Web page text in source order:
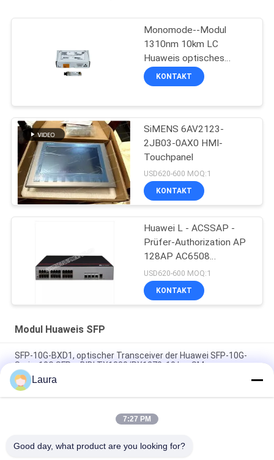
Monomode--Modul
1310nm 10km LC
Huaweis optisches
Transceiver-OSX010000
SFP+ 10G
KONTAKT
SiMENS 6AV2123-
2JB03-0AX0 HMI-
Touchpanel
USD620-600 MOQ:1
KONTAKT
Huawei L - ACSSAP -
Prüfer-Authorization AP
128AP AC6508
Ressourcen-Lizenz
USD620-600 MOQ:1
KONTAKT
Modul Huaweis SFP
SFP-10G-BXD1, optischer Transceiver der Huawei SFP-10G-
Serie, 10G SFP+, BIDI TX1330/RX1270, 10 km SM
SFP-10G-BXU1, Huawei SFP+ optischer Transceiver, 10G, BIDI,
10 km
OSX010000, Huawei SFP+ optischer Transceiver, 10G SFP+,
Laura
7:27 PM
Good day, what product are you looking for?